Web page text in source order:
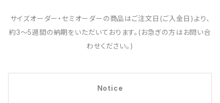
サイズオーダー・セミオーダーの商品はご注文日(ご入金日)より、
約3～5週間の納期をいただいております。(お急ぎの方はお問い合
わせください。)
Notice